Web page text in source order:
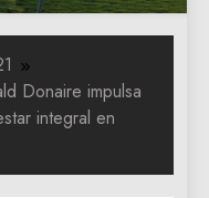
Donaire impulsa
integral en